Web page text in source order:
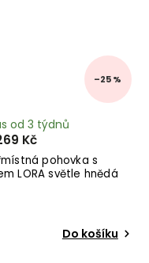
–25 %
pohovka s
LORA světle hnědá
od 3 týdnů
Kč
Do košíku